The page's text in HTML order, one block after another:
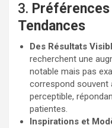
3.
Tendances
Des Résultats
recherchent une
notable mais pas
correspond souvent
perceptible,
patientes.
Inspirations et